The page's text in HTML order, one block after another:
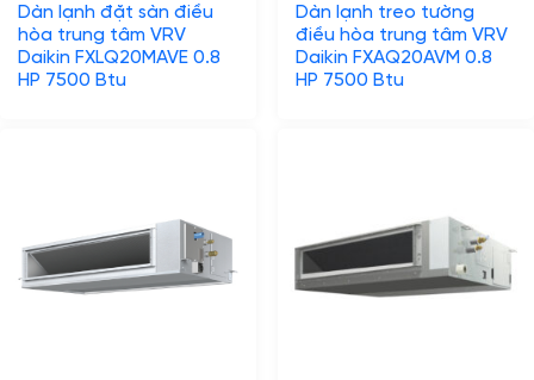
Dàn lạnh đặt sàn điều
hòa trung tâm VRV
Daikin FXLQ20MAVE 0.8
HP 7500 Btu
Dàn lạnh treo tường
điều hòa trung tâm VRV
Daikin FXAQ20AVM 0.8
HP 7500 Btu